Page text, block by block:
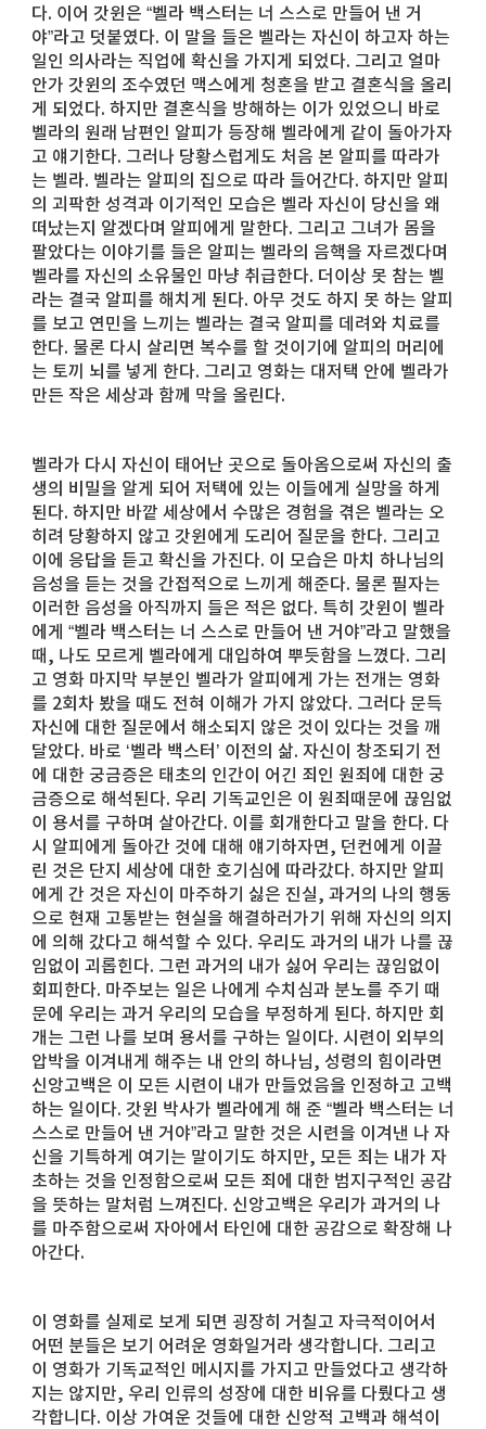
다. 이어 갓윈은 “벨라 백스터는 너 스스로 만들어 낸 거
야”라고 덧붙였다. 이 말을 들은 벨라는 자신이 하고자 하는
일인 의사라는 직업에 확신을 가지게 되었다. 그리고 얼마
안가 갓윈의 조수였던 맥스에게 청혼을 받고 결혼식을 올리
게 되었다. 하지만 결혼식을 방해하는 이가 있었으니 바로
벨라의 원래 남편인 알피가 등장해 벨라에게 같이 돌아가자
고 얘기한다. 그러나 당황스럽게도 처음 본 알피를 따라가
는 벨라. 벨라는 알피의 집으로 따라 들어간다. 하지만 알피
의 괴팍한 성격과 이기적인 모습은 벨라 자신이 당신을 왜
떠났는지 알겠다며 알피에게 말한다. 그리고 그녀가 몸을
팔았다는 이야기를 들은 알피는 벨라의 음핵을 자르겠다며
벨라를 자신의 소유물인 마냥 취급한다. 더이상 못 참는 벨
라는 결국 알피를 해치게 된다. 아무 것도 하지 못 하는 알피
를 보고 연민을 느끼는 벨라는 결국 알피를 데려와 치료를
한다. 물론 다시 살리면 복수를 할 것이기에 알피의 머리에
는 토끼 뇌를 넣게 한다. 그리고 영화는 대저택 안에 벨라가
만든 작은 세상과 함께 막을 올린다.
벨라가 다시 자신이 태어난 곳으로 돌아옴으로써 자신의 출
생의 비밀을 알게 되어 저택에 있는 이들에게 실망을 하게
된다. 하지만 바깥 세상에서 수많은 경험을 겪은 벨라는 오
히려 당황하지 않고 갓윈에게 도리어 질문을 한다. 그리고
이에 응답을 듣고 확신을 가진다. 이 모습은 마치 하나님의
음성을 듣는 것을 간접적으로 느끼게 해준다. 물론 필자는
이러한 음성을 아직까지 들은 적은 없다. 특히 갓윈이 벨라
에게 “벨라 백스터는 너 스스로 만들어 낸 거야”라고 말했을
때, 나도 모르게 벨라에게 대입하여 뿌듯함을 느꼈다. 그리
고 영화 마지막 부분인 벨라가 알피에게 가는 전개는 영화
를 2회차 봤을 때도 전혀 이해가 가지 않았다. 그러다 문득
자신에 대한 질문에서 해소되지 않은 것이 있다는 것을 깨
달았다. 바로 ‘벨라 백스터’ 이전의 삶. 자신이 창조되기 전
에 대한 궁금증은 태초의 인간이 어긴 죄인 원죄에 대한 궁
금증으로 해석된다. 우리 기독교인은 이 원죄때문에 끊임없
이 용서를 구하며 살아간다. 이를 회개한다고 말을 한다. 다
시 알피에게 돌아간 것에 대해 얘기하자면, 던컨에게 이끌
린 것은 단지 세상에 대한 호기심에 따라갔다. 하지만 알피
에게 간 것은 자신이 마주하기 싫은 진실, 과거의 나의 행동
으로 현재 고통받는 현실을 해결하러가기 위해 자신의 의지
에 의해 갔다고 해석할 수 있다. 우리도 과거의 내가 나를 끊
임없이 괴롭힌다. 그런 과거의 내가 싫어 우리는 끊임없이
회피한다. 마주보는 일은 나에게 수치심과 분노를 주기 때
문에 우리는 과거 우리의 모습을 부정하게 된다. 하지만 회
개는 그런 나를 보며 용서를 구하는 일이다. 시련이 외부의
압박을 이겨내게 해주는 내 안의 하나님, 성령의 힘이라면
신앙고백은 이 모든 시련이 내가 만들었음을 인정하고 고백
하는 일이다. 갓윈 박사가 벨라에게 해 준 “벨라 백스터는 너
스스로 만들어 낸 거야”라고 말한 것은 시련을 이겨낸 나 자
신을 기특하게 여기는 말이기도 하지만, 모든 죄는 내가 자
초하는 것을 인정함으로써 모든 죄에 대한 범지구적인 공감
을 뜻하는 말처럼 느껴진다. 신앙고백은 우리가 과거의 나
를 마주함으로써 자아에서 타인에 대한 공감으로 확장해 나
아간다.
이 영화를 실제로 보게 되면 굉장히 거칠고 자극적이어서
어떤 분들은 보기 어려운 영화일거라 생각합니다. 그리고
이 영화가 기독교적인 메시지를 가지고 만들었다고 생각하
지는 않지만, 우리 인류의 성장에 대한 비유를 다뤘다고 생
각합니다. 이상 가여운 것들에 대한 신앙적 고백과 해석이